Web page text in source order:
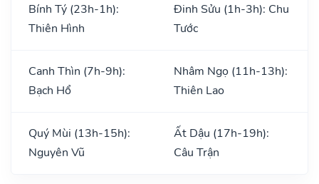
Bính Tý (23h-1h):
Thiên Hình
Đinh Sửu (1h-3h): Chu
Tước
Canh Thìn (7h-9h):
Bạch Hổ
Nhâm Ngọ (11h-13h):
Thiên Lao
Quý Mùi (13h-15h):
Nguyên Vũ
Ất Dậu (17h-19h):
Câu Trận